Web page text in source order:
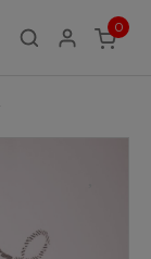
0
ITEMS